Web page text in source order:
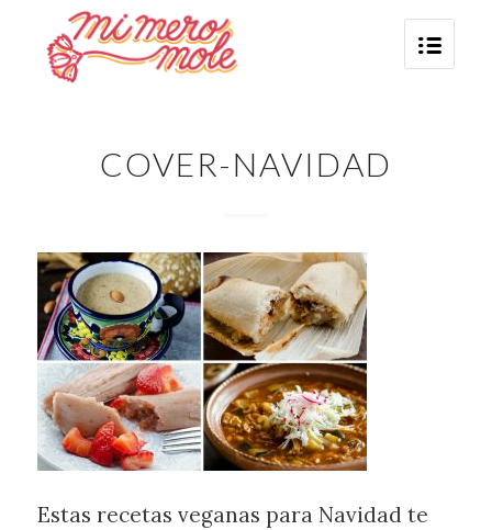
COVER-NAVIDAD
Estas recetas veganas para Navidad te